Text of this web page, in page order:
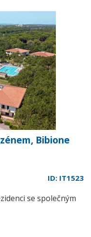
Bibione
ID: IT1523
se společným